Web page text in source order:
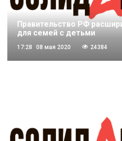
Правительство РФ
для семей с детьми
17:28 08 мая 2020 24384